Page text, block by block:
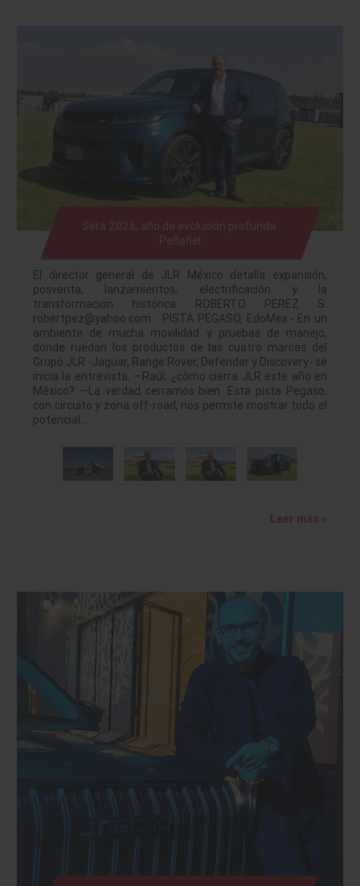
Será 2026, año de evolución profunda:
Peñafiel
El director general de JLR México detalla expansión,
posventa, lanzamientos, electrificación y la
transformación histórica ROBERTO PEREZ S.
robertpez@yahoo.com PISTA PEGASO, EdoMex.- En un
ambiente de mucha movilidad y pruebas de manejo,
donde ruedan los productos de las cuatro marcas del
Grupo JLR -Jaguar, Range Rover, Defender y Discovery- se
inicia la entrevista. —Raúl, ¿cómo cierra JLR este año en
México? —La verdad cerramos bien. Esta pista Pegaso,
con circuito y zona off-road, nos permite mostrar todo el
potencial…
Leer más »